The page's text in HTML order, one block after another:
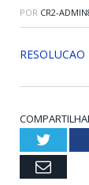
POR CR2-
RESOLUCAO
Email